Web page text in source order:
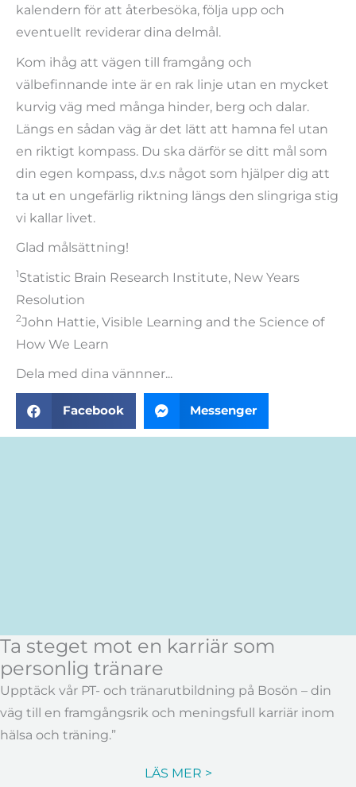
kalendern för att återbesöka, följa upp och
eventuellt reviderar dina delmål.
Kom ihåg att vägen till framgång och
välbefinnande inte är en rak linje utan en mycket
kurvig väg med många hinder, berg och dalar.
Längs en sådan väg är det lätt att hamna fel utan
en riktigt kompass. Du ska därför se ditt mål som
din egen kompass, d.v.s något som hjälper dig att
ta ut en ungefärlig riktning längs den slingriga stig
vi kallar livet.
Glad målsättning!
1Statistic Brain Research Institute, New Years
Resolution
2John Hattie, Visible Learning and the Science of
How We Learn
Dela med dina vännner...
Facebook Messenger
Ta steget mot en karriär som
personlig tränare
Upptäck vår PT- och tränarutbildning på Bosön – din
väg till en framgångsrik och meningsfull karriär inom
hälsa och träning.”
LÄS MER >